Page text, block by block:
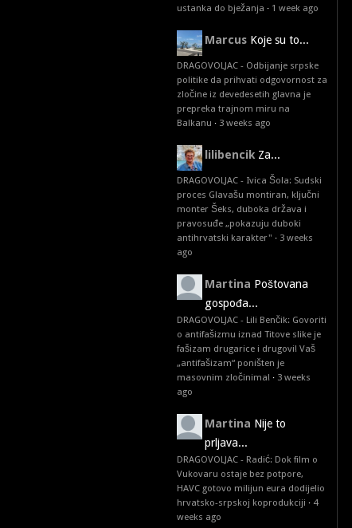
ustanka do bježanja · 1 week ago
Marcus Koje su to...
DRAGOVOLJAC - Odbijanje srpske
politike da prihvati odgovornost za
zločine iz devedesetih glavna je
prepreka trajnom miru na
Balkanu · 3 weeks ago
lilibencik Za...
DRAGOVOLJAC - Ivica Šola: Sudski
proces Glavašu montiran, ključni
monter Šeks, duboka država i
pravosuđe „pokazuju duboki
antihrvatski karakter" · 3 weeks
ago
Martina Poštovana
gospođa...
DRAGOVOLJAC - Lili Benčik: Govoriti
o antifašizmu iznad Titove slike je
fašizam drugarice i drugovi! Vaš
„antifašizam“ poništen je
masovnim zločinima! · 3 weeks
ago
Martina Nije to
prljava...
DRAGOVOLJAC - Radić: Dok film o
Vukovaru ostaje bez potpore,
HAVC gotovo milijun eura dodijelio
hrvatsko-srpskoj koprodukciji · 4
weeks ago